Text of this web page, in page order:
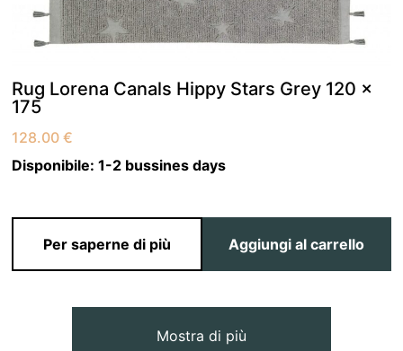
Rug Lorena Canals Hippy Stars Grey 120 x
175
128.00€
Disponibile:1-2 bussines days
Per saperne di più Aggiungi al carrello
Mostra di più